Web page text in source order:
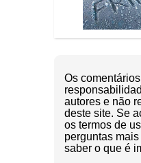
Os
autores e não
deste site. Se
os termos de
perguntas
saber o que é